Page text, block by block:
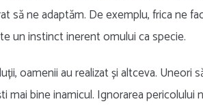
să ne adaptăm. De exemplu, frica ne
un instinct inerent omului ca specie.
oamenii au realizat și altceva. Uneori
mai bine inamicul. Ignorarea pericolului